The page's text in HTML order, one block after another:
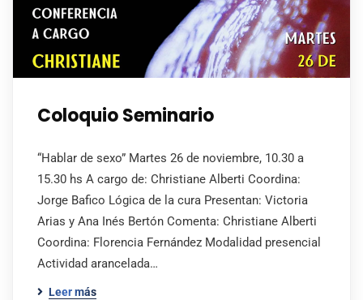
Coloquio Seminario
“Hablar de sexo” Martes 26 de noviembre, 10.30 a
15.30 hs A cargo de: Christiane Alberti Coordina:
Jorge Bafico Lógica de la cura Presentan: Victoria
Arias y Ana Inés Bertón Comenta: Christiane Alberti
Coordina: Florencia Fernández Modalidad presencial
Actividad arancelada…
Leer más